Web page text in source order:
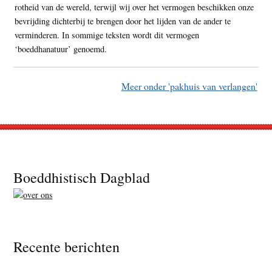
rotheid van de wereld, terwijl wij over het vermogen beschikken onze
bevrijding dichterbij te brengen door het lijden van de ander te
verminderen. In sommige teksten wordt dit vermogen
‘boeddhanatuur’ genoemd.
Meer onder 'pakhuis van verlangen'
Footer
Boeddhistisch Dagblad
Recente berichten